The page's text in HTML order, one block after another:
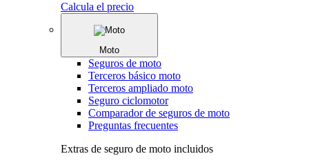
Calcula el precio
Moto
Seguros de moto
Terceros básico moto
Terceros ampliado moto
Seguro ciclomotor
Comparador de seguros de moto
Preguntas frecuentes
Extras de seguro de moto incluidos